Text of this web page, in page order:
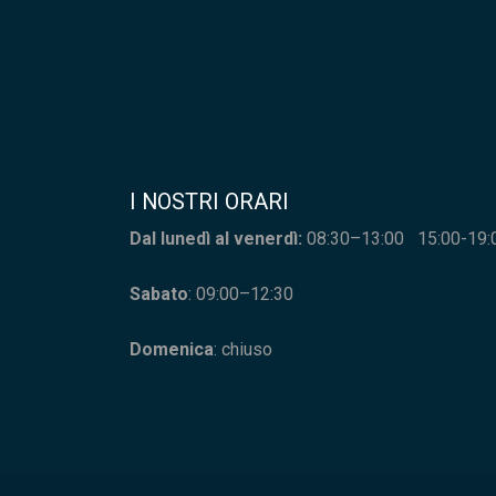
I NOSTRI ORARI
Dal lunedì al venerdì: 08:30–13:00 15:00-
Sabato: 09:00–12:30
Domenica: chiuso